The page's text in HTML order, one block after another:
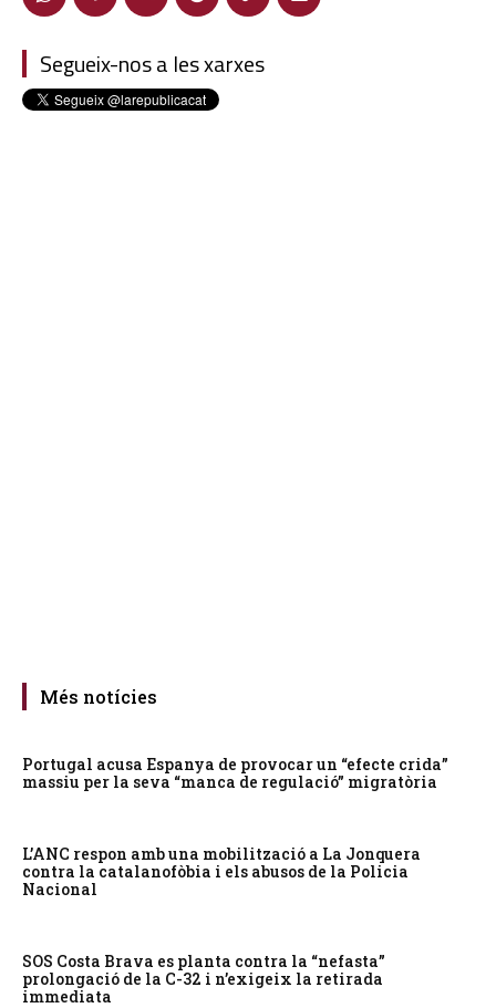
Segueix-nos a les xarxes
Més notícies
Portugal acusa Espanya de provocar un “efecte crida”
massiu per la seva “manca de regulació” migratòria
L’ANC respon amb una mobilització a La Jonquera
contra la catalanofòbia i els abusos de la Policia
Nacional
SOS Costa Brava es planta contra la “nefasta”
prolongació de la C-32 i n’exigeix la retirada
immediata